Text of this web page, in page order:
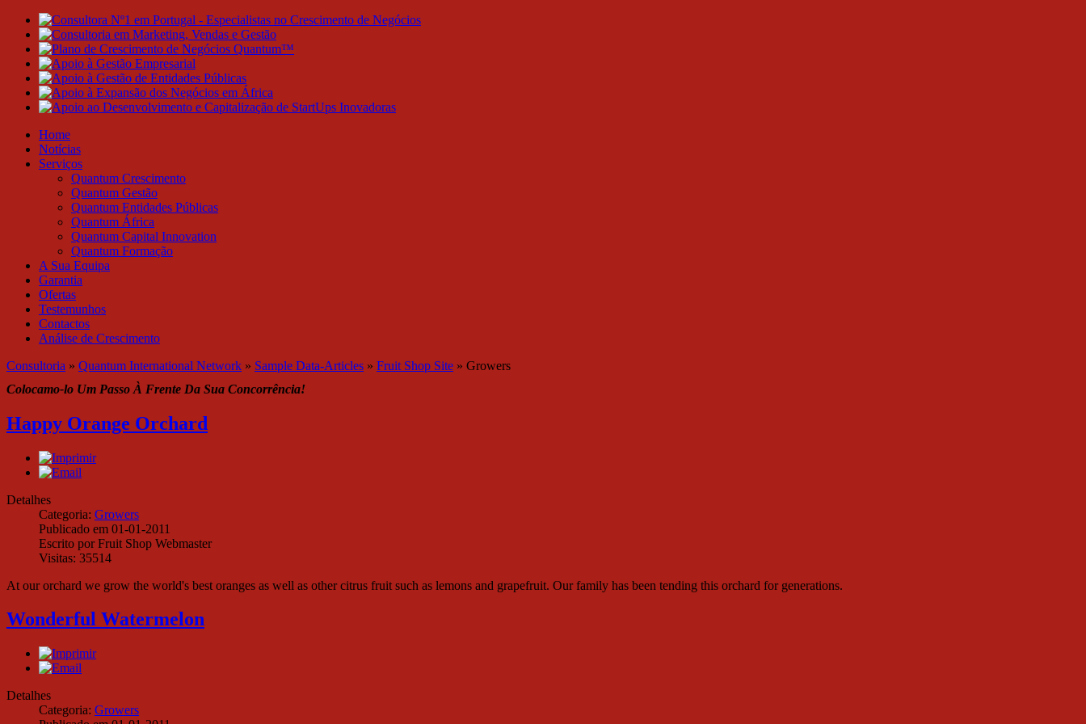
Home
Notícias
Serviços
Quantum Crescimento
Quantum Gestão
Quantum Entidades Públicas
Quantum África
Quantum Capital Innovation
Quantum Formação
A Sua Equipa
Garantia
Ofertas
Testemunhos
Contactos
Análise de Crescimento
Consultoria » Quantum International Network » Sample Data-Articles » Fruit Shop Site » Growers
Colocamo-lo Um Passo À Frente Da Sua Concorrência!
Happy Orange Orchard
Detalhes
Categoria: Growers
Publicado em 01-01-2011
Escrito por Fruit Shop Webmaster
Visitas: 35514
At our orchard we grow the world's best oranges as well as other citrus fruit such as lemons and grapefruit. Our family has been tending this orchard for generations.
Wonderful Watermelon
Detalhes
Categoria: Growers